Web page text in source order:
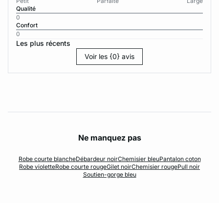
Qualité
0
Confort
0
Les plus récents
Voir les {0} avis
Ne manquez pas
Robe courte blancheDébardeur noirChemisier bleuPantalon coton
Robe violetteRobe courte rougeGilet noirChemisier rougePull noir
Soutien-gorge bleu